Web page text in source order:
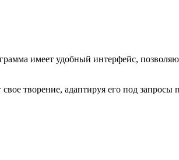
имеет удобный интерфейс,
творение, адаптируя его под запросы